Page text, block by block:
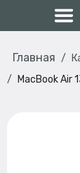
Главная
MacBook Air